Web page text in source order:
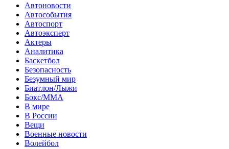
Автоновости
Автособытия
Автоспорт
Автоэксперт
Актеры
Аналитика
Баскетбол
Безопасность
Безумный мир
Биатлон/Лыжи
Бокс/MMA
В мире
В России
Вещи
Военные новости
Волейбол